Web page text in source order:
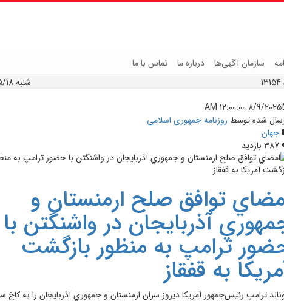
سازمان آگهی‌ها درباره ما تماس با ما
شنبه 1404/05/18
8/9/2025 12:00:00 AM
شده توسط روزنامه جمهوری اسلامی
جهان
توافق صلح ارمنستان و
آذربايجان در واشنگتن با
ترامپ به منظور بازگشت
به قفقاز
ترامپ رئيس‌جمهور آمريکا ديروز سران ارمنستان و جمهوري آذربايجان را به کاخ